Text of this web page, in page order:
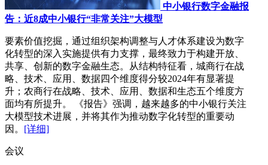
中小银行数字金融报
告：近8成中小银行“非常关注”大模型
要素价值挖掘，通过组织架构调整与人才体系建设为数字
化转型的深入实施提供有力支撑，最终致力于构建开放、
共享、创新的数字金融生态。从结构特征看，城商行在战
略、技术、应用、数据四个维度得分较2024年有显著提
升；农商行在战略、技术、应用、数据和生态五个维度方
面均有所提升。 《报告》强调，越来越多的中小银行关注
大模型技术进展，并将其作为推动数字化转型的重要动
因。 [详细]
会议